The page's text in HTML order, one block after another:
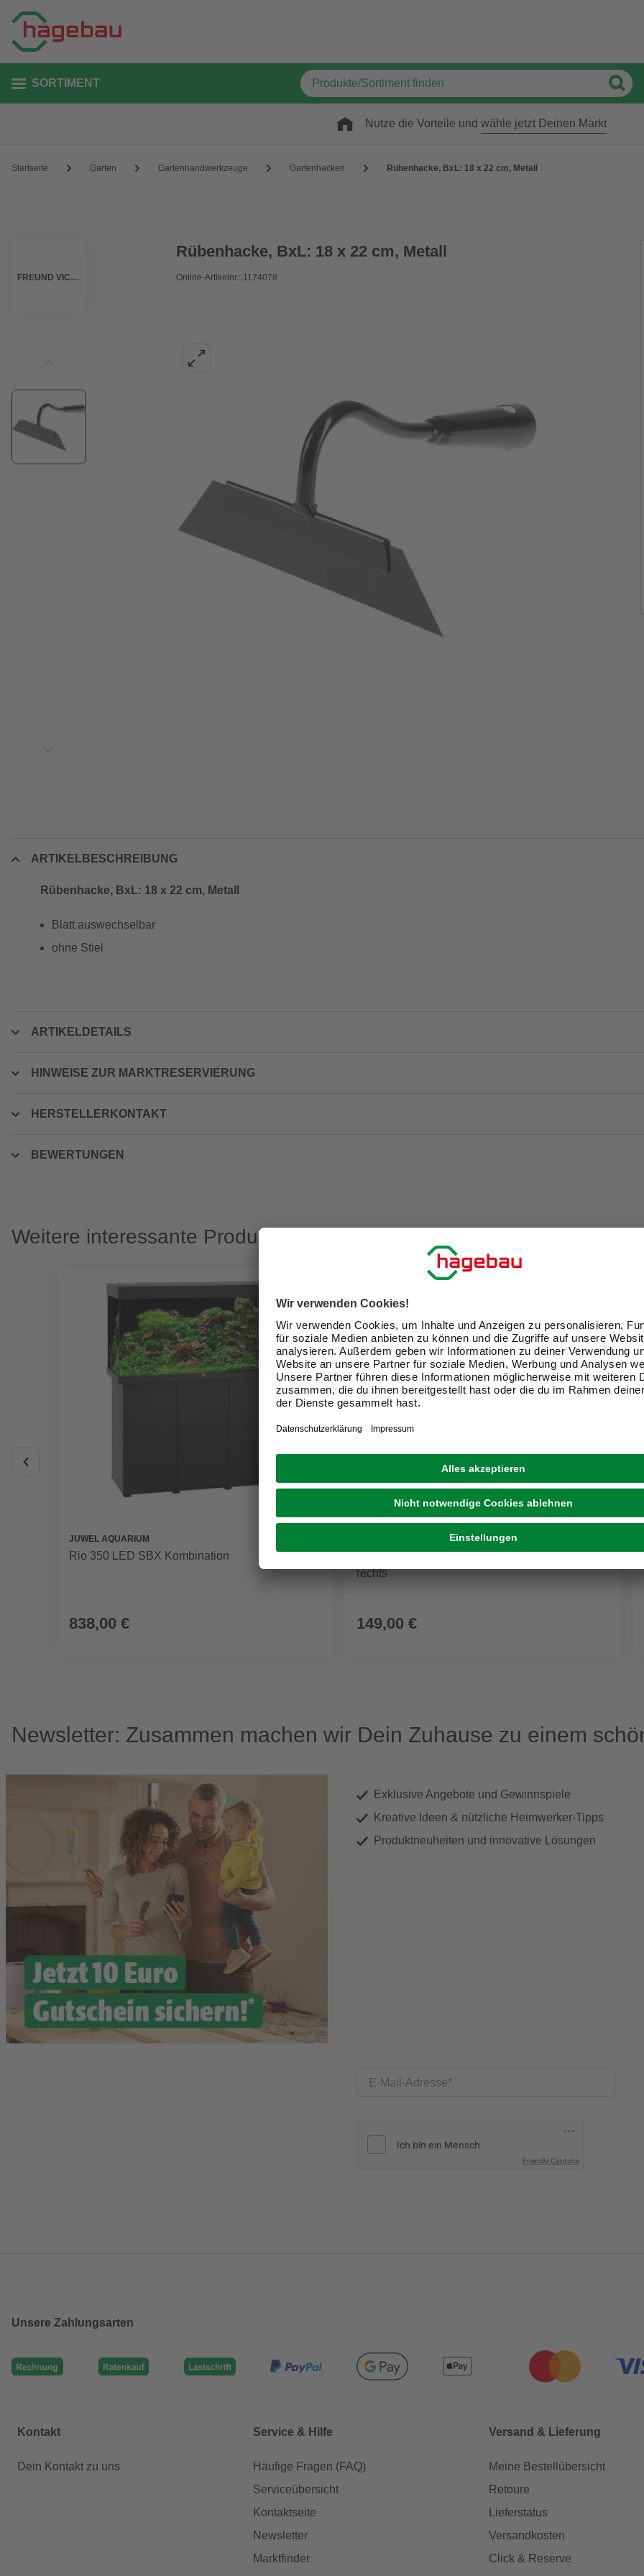
SORTIMENT
Nutze die Vorteile und wähle jetzt Deinen Markt
Startseite Garten Gartenhandwerkzeuge Gartenhacken Rübenhacke, BxL: 18 x 22 cm, Metall
FREUND VICTORIA
Rübenhacke, BxL: 18 x 22 cm, Metall
Online-Artikelnr.: 1174078
ARTIKELBESCHREIBUNG
Rübenhacke, BxL: 18 x 22 cm, Metall
Blatt auswechselbar
ohne Stiel
ARTIKELDETAILS
HINWEISE ZUR MARKTRESERVIERUNG
HERSTELLERKONTAKT
BEWERTUNGEN
Weitere interessante Produkte
JUWEL AQUARIUM
Rio 350 LED SBX Kombination
838,00 €
TÜRELEMENTE BORNE
Zarge, CPL weiß, Rundkante, 61 x 198.5 x 33 cm,
rechts
149,00 €
Newsletter: Zusammen machen wir Dein Zuhause zu einem
Exklusive Angebote und Gewinnspiele
Kreative Ideen & nützliche Heimwerker-Tipps
Produktneuheiten und innovative Lösungen
E-Mail-Adresse
Friendly Captcha
Unsere Zahlungsarten
Kontakt
Dein Kontakt zu uns
Service & Hilfe
Häufige Fragen (FAQ)
Serviceübersicht
Kontaktseite
Newsletter
Marktfinder
Versand & Lieferung
Meine Bestellübersicht
Retoure
Lieferstatus
Versandkosten
Click & Reserve